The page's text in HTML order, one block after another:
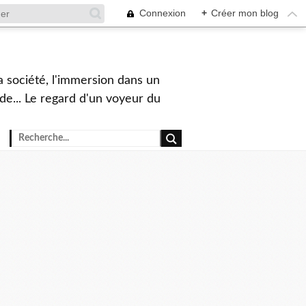
Connexion + Créer mon blog
société, l'immersion dans un
Le regard d'un voyeur du